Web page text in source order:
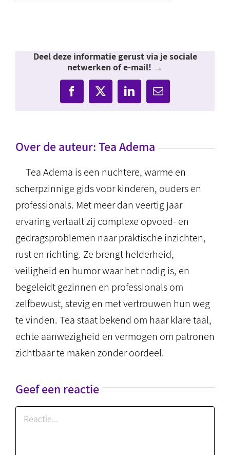
Deel deze informatie gerust via je sociale
netwerken of e-mail! →
Facebook
X LinkedIn
E-
mail
Over de auteur:Tea Adema
Tea Adema is een nuchtere, warme en
scherpzinnige gids voor kinderen, ouders en
professionals. Met meer dan veertig jaar
ervaring vertaalt zij complexe opvoed- en
gedragsproblemen naar praktische inzichten,
rust en richting. Ze brengt helderheid,
veiligheid en humor waar het nodig is, en
begeleidt gezinnen en professionals om
zelfbewust, stevig en met vertrouwen hun weg
te vinden. Tea staat bekend om haar klare taal,
echte aanwezigheid en vermogen om patronen
zichtbaar te maken zonder oordeel.
Geef een reactie
Reactie